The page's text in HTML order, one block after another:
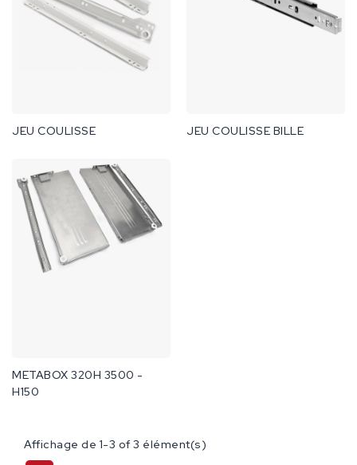
JEU COULISSE JEU COULISSE BILLE
METABOX 320H 3500 -
H150
Affichage de 1-3 of 3 élément(s)